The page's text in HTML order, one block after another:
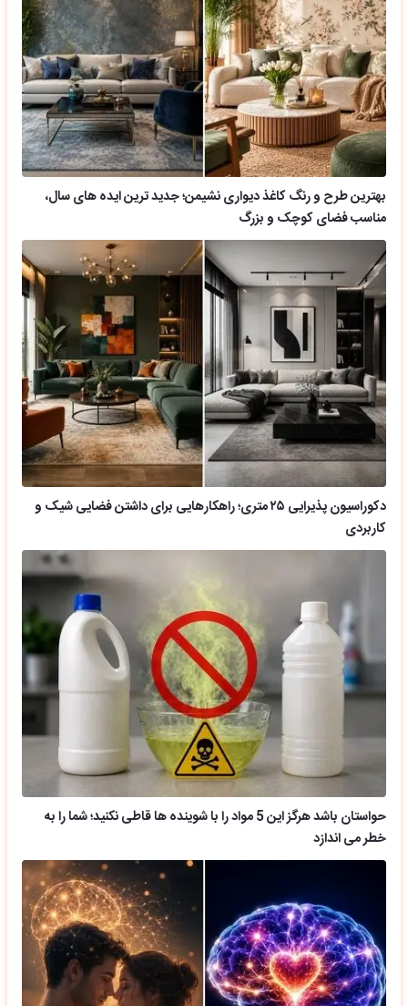
بهترین طرح و رنگ کاغذ دیواری نشیمن؛ جدید ترین ایده های سال،
مناسب فضای کوچک و بزرگ
دکوراسیون پذیرایی ۲۵ متری؛ راهکارهایی برای داشتن فضایی شیک و
کاربردی
حواستان باشد هرگز این 5 مواد را با شوینده ها قاطی نکنید؛ شما را به
خطر می اندازد